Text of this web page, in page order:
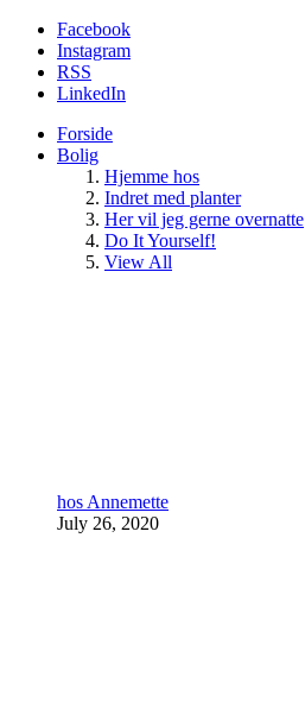
Facebook
Instagram
RSS
LinkedIn
Forside
Bolig
Hjemme hos
Indret med planter
Her vil jeg gerne overnatte
Do It Yourself!
View All
hos Annemette
July 26, 2020